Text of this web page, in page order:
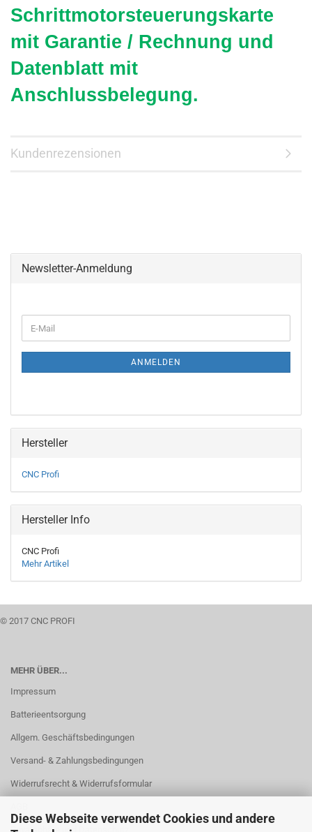
Diese Webseite verwendet Cookies und andere
Schrittmotorsteuerungskarte
mit Garantie / Rechnung und
Datenblatt mit
Anschlussbelegung.
Kundenrezensionen
Newsletter-Anmeldung
ZUR
E-
Mail
ANMELDEN
Hersteller
CNC Profi
Hersteller Info
CNC Profi
Mehr Artikel
© 2017 CNC PROFI
MEHR ÜBER...
Impressum
Batterieentsorgung
Allgem. Geschäftsbedingungen
Versand- & Zahlungsbedingungen
Widerrufsrecht & Widerrufsformular
Privatsphäre und Datenschutz